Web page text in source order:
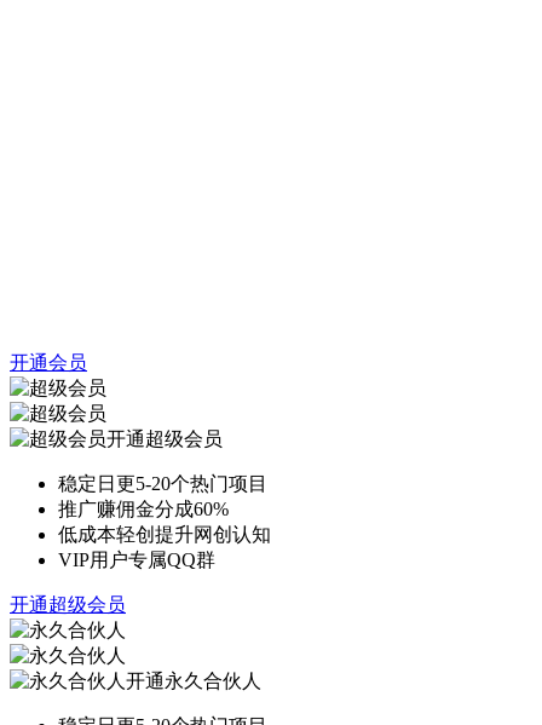
开通会员
开通超级会员
稳定日更5-20个热门项目
推广赚佣金分成60%
低成本轻创提升网创认知
VIP用户专属QQ群
开通超级会员
开通永久合伙人